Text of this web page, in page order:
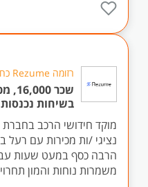
רזומה Rezume כח אדם והשמה
שכר
בשיחות
מוקד חידושי הרכב
נציגי /ות מכירות עם רעל
הרבה כסף במעט שעות
משמרות נוחות והמון